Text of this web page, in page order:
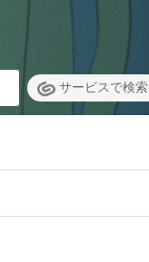
サービスで検索